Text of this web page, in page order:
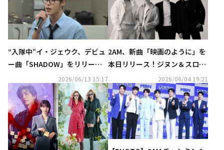
“入隊中”イ・ジェウク、デビュ
ー曲「SHADOW」をリリー
ス！2AM スロンがプロデュース
に参加
2026/06/13 15:17
2AM、新曲「映画のように」を
本日リリース！ジヌン＆スロン
2026/06/04 19:21